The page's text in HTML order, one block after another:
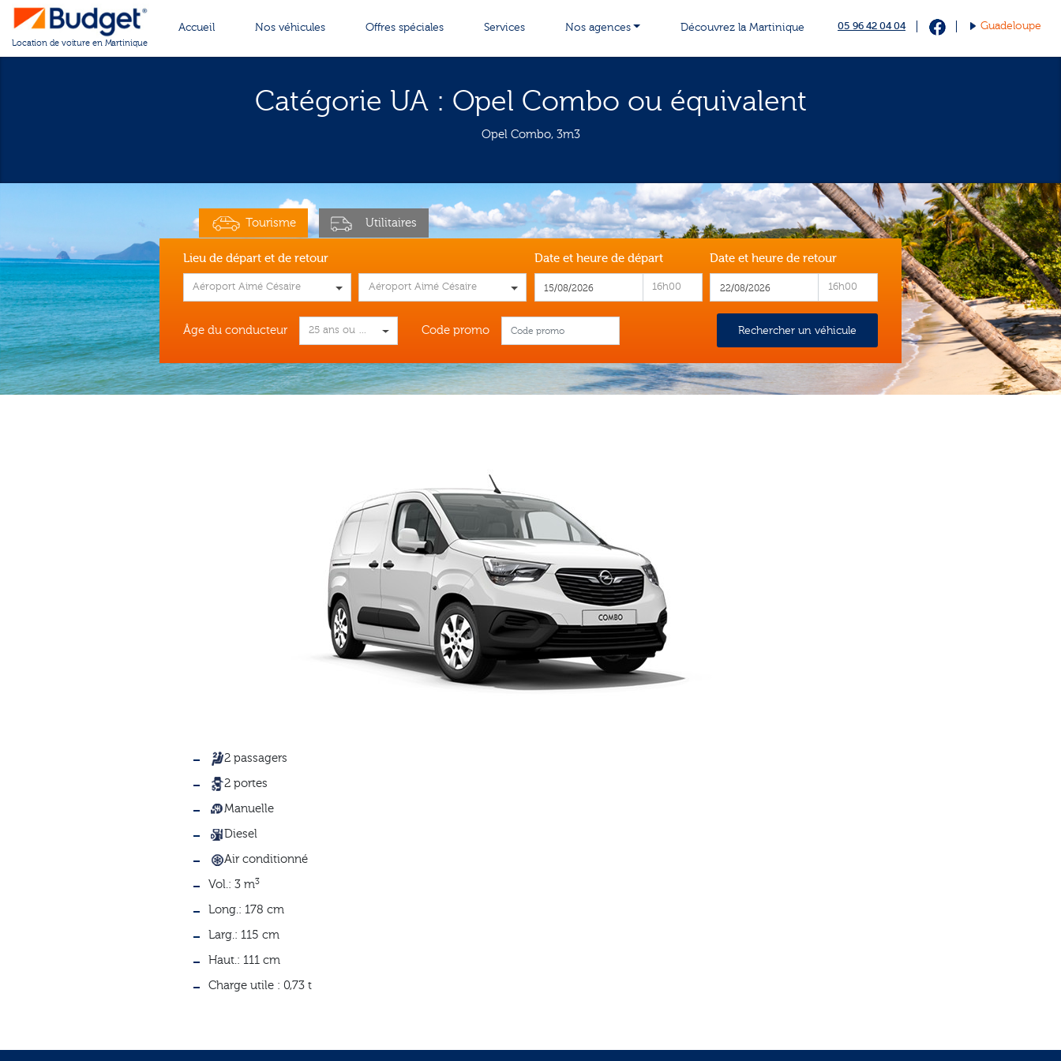
Location de voiture en Martinique
Accueil Nos véhicules Offres spéciales Services Nos agences Découvrez la Martinique 05 96 42 04 04 Guadeloupe
Catégorie UA : Opel Combo ou équivalent
Opel Combo, 3m3
Tourisme Utilitaires
Lieu de départ et de retour
Aéroport Aimé Césaire Aéroport Aimé Césaire
Date et heure de départ
16h00
Date et heure de retour
16h00
Âge du conducteur 25 ans ou plus Code promo Rechercher un véhicule
2 passagers
2 portes
Manuelle
Diesel
Air conditionné
Vol.: 3 m3
Long.: 178 cm
Larg.: 115 cm
Haut.: 111 cm
Charge utile : 0,73 t
Cookies management panel